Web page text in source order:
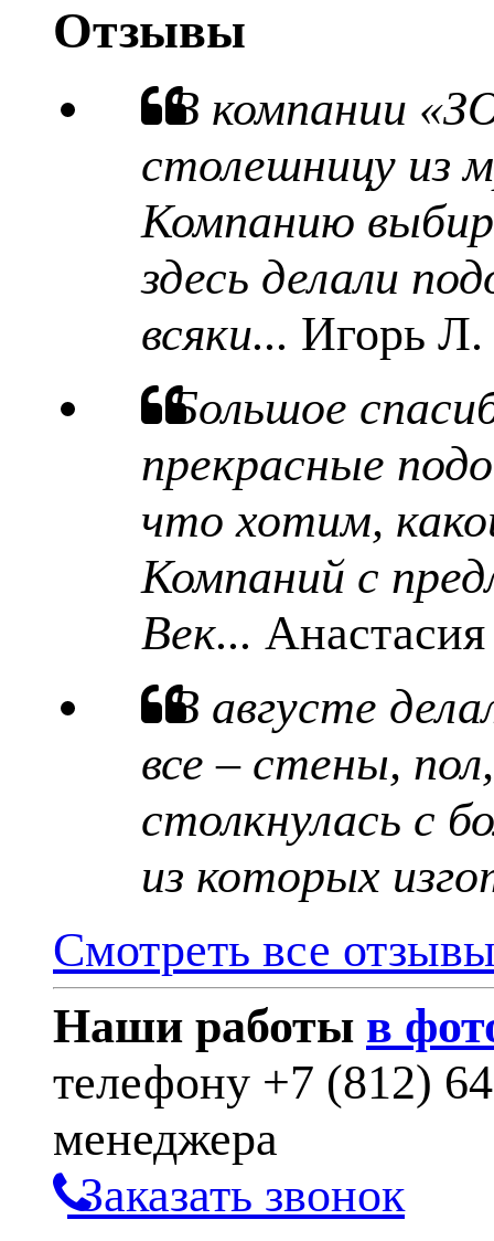
Отзывы
В компании
столешницу из
Компанию
здесь делали
всяки... Игорь Л.
Большое
прекрасные
что хотим,
Компаний с
Век...
В августе
все – стены,
столкнулась с
из которых
Смотреть все
Наши работы в
телефону +7 (812)
менеджера
Заказать звонок